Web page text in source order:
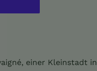
einer Kleinstadt in